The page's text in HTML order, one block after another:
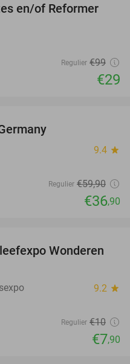
71%
en/of Reformer
Regulier €99
€29
9.4 star
Regulier €59,90
€36,90
21%
Wonderen
9.2 star
Regulier €10
€7,90